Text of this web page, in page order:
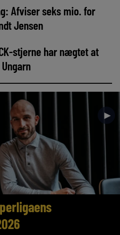
Afviser seks mio. for
Jensen
stjerne har nægtet at
►